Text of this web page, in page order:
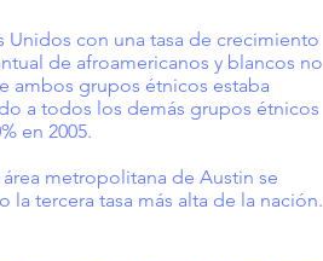
Unidos con una tasa de crecimiento
de afroamericanos y blancos no
ambos grupos étnicos estaba
a todos los demás grupos étnicos
en 2005.
metropolitana de Austin se
tercera tasa más alta de la nación.